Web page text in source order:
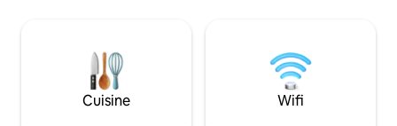
Cuisine Wifi